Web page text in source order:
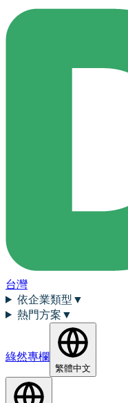
台灣
依企業類型 ▼
熱門方案 ▼
綠然專欄
繁體中文